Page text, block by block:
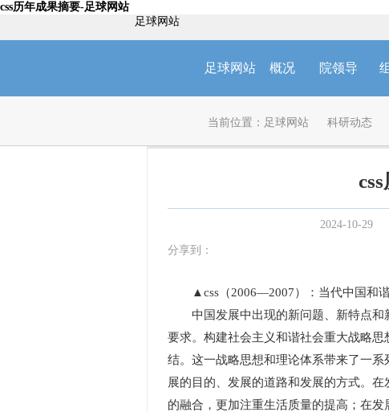
css历年成果摘要-足球网站
足球网站
足球网站 概况 院领导
当前位置： 足球网站 科研动态
2024-10-29
分享到：
▲css（2006—2007）：当代中国和
中国发展中出现的新问题、新特点和
要求。构建社会主义和谐社会重大战略
结。这一战略思想和理论体系带来了一
展的目的、发展的道路和发展的方式。
的融合，更加注重生活质量的提高；在